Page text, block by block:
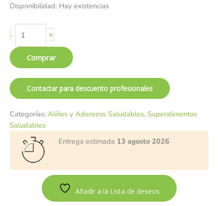
Disponibilidad: Hay existencias
- +
Comprar
Contactar para descuento profesionales
Categorías: Aliños y Aderezos Saludables, Superalimentos
Saludables
Entrega estimada 13 agosto 2026
Añadir a la Lista de deseos